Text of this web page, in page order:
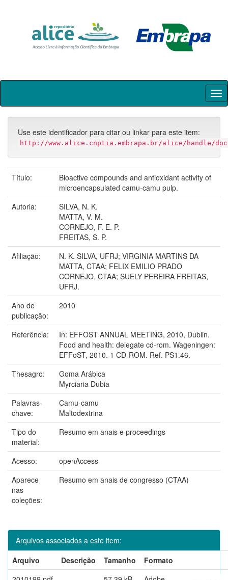
Skip
Use este identificador para citar ou linkar para este item:
http://www.alice.cnptia.embrapa.br/alice/handle/
Título:
Bioactive compounds and antioxidant activity of
microencapsulated camu-camu pulp.
Autoria:
SILVA, N. K.
MATTA, V. M.
CORNEJO, F. E. P.
FREITAS, S. P.
Afiliação:
N. K. SILVA, UFRJ; VIRGINIA MARTINS DA
MATTA, CTAA; FELIX EMILIO PRADO
CORNEJO, CTAA; SUELY PEREIRA FREITAS,
UFRJ.
Ano de
publicação:
2010
Referência:
In: EFFOST ANNUAL MEETING, 2010, Dublin.
Food and health: delegate cd-rom. Wageningen:
EFFoST, 2010. 1 CD-ROM. Ref. PS1.46.
Thesagro:
Goma Arábica
Myrciaria Dubia
Palavras-
chave:
Camu-camu
Maltodextrina
Tipo do
material:
Resumo em anais e proceedings
Acesso:
openAccess
Aparece
nas
coleções:
Resumo em anais de congresso (CTAA)
Arquivos associados a este item:
Arquivo
Descrição Tamanho
Formato